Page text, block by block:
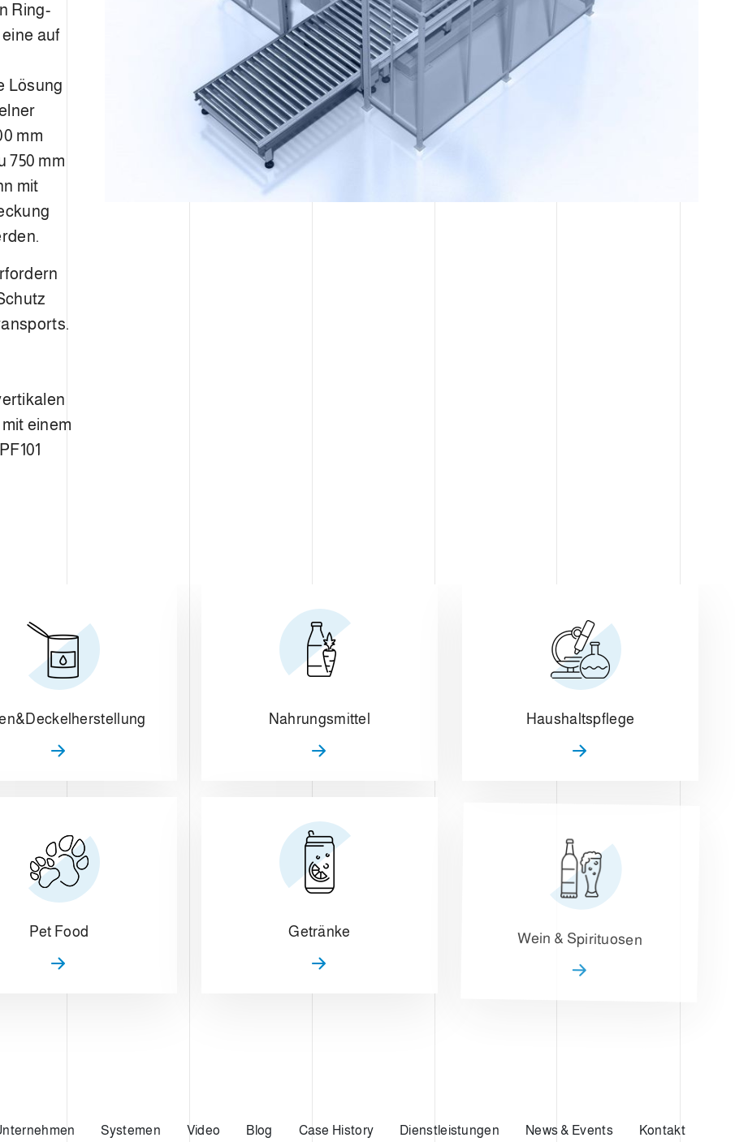
Ring-
auf
Lösung
mm
750 mm
mit
einem
Nahrungsmittel Haushaltspflege
Pet Food Getränke Wein & Spirituosen
Systemen Video Blog Case History Dienstleistungen News & Events Kontakt